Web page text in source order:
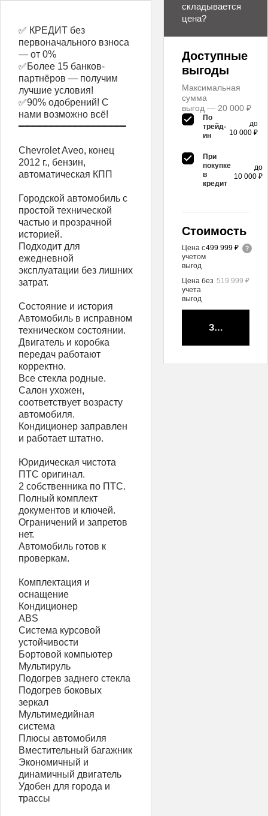
✅ КРЕДИТ без
первоначального взноса
— от 0%
✅Более 15 банков-
партнёров — получим
лучшие условия!
✅90% одобрений! С
нами возможно всё!
━━━━━━━━━━━━━━━━━━
Chevrolet Aveo, конец
2012 г., бензин,
автоматическая КПП
Городской автомобиль с
простой технической
частью и прозрачной
историей.
Подходит для
ежедневной
эксплуатации без лишних
затрат.
Состояние и история
Автомобиль в исправном
техническом состоянии.
Двигатель и коробка
передач работают
корректно.
Все стекла родные.
Салон ухожен,
соответствует возрасту
автомобиля.
Кондиционер заправлен
и работает штатно.
Юридическая чистота
ПТС оригинал.
2 собственника по ПТС.
Полный комплект
документов и ключей.
Ограничений и запретов
нет.
Автомобиль готов к
проверкам.
Комплектация и
оснащение
Кондиционер
ABS
Система курсовой
устойчивости
Бортовой компьютер
Мультируль
Подогрев заднего стекла
Подогрев боковых
зеркал
Мультимедийная
система
Плюсы автомобиля
Вместительный багажник
Экономичный и
динамичный двигатель
Удобен для города и
трассы
складывается
цена?
Доступные
выгоды
Максимальная
сумма
выгод — 20 000 ₽
По
трейд-
ин
до
10 000 ₽
При
покупке
в
кредит
до
10 000 ₽
Стоимость
Цена с
учетом
выгод
499 999 ₽
Цена без
учета
выгод
519 999 ₽